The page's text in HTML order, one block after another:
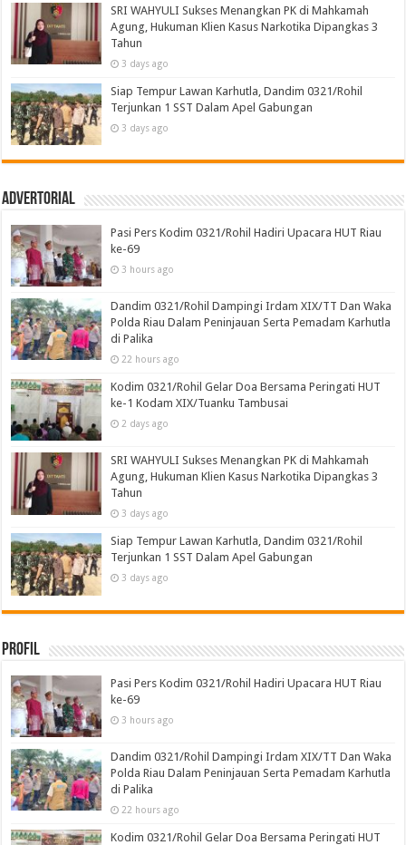
SRI WAHYULI Sukses Menangkan PK di Mahkamah
Agung, Hukuman Klien Kasus Narkotika Dipangkas 3
Tahun
3 days ago
Siap Tempur Lawan Karhutla, Dandim 0321/Rohil
Terjunkan 1 SST Dalam Apel Gabungan
3 days ago
Advertorial
Pasi Pers Kodim 0321/Rohil Hadiri Upacara HUT Riau
ke-69
3 hours ago
Dandim 0321/Rohil Dampingi Irdam XIX/TT Dan Waka
Polda Riau Dalam Peninjauan Serta Pemadam Karhutla
di Palika
22 hours ago
Kodim 0321/Rohil Gelar Doa Bersama Peringati HUT
ke-1 Kodam XIX/Tuanku Tambusai
2 days ago
SRI WAHYULI Sukses Menangkan PK di Mahkamah
Agung, Hukuman Klien Kasus Narkotika Dipangkas 3
Tahun
3 days ago
Siap Tempur Lawan Karhutla, Dandim 0321/Rohil
Terjunkan 1 SST Dalam Apel Gabungan
3 days ago
Profil
Pasi Pers Kodim 0321/Rohil Hadiri Upacara HUT Riau
ke-69
3 hours ago
Dandim 0321/Rohil Dampingi Irdam XIX/TT Dan Waka
Polda Riau Dalam Peninjauan Serta Pemadam Karhutla
di Palika
22 hours ago
Kodim 0321/Rohil Gelar Doa Bersama Peringati HUT